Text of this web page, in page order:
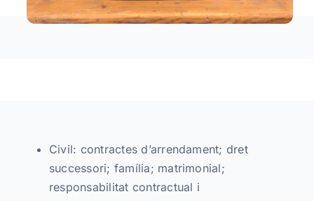
Civil: contractes d’arrendament; dret
successori; família; matrimonial;
responsabilitat contractual i